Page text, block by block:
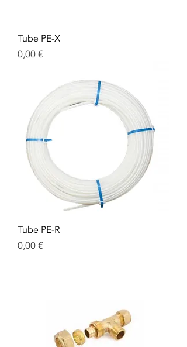
Tube PE-X
Prix
0,00 €
Tube PE-R
Prix
0,00 €